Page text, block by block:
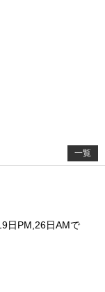
一覧
日PM,26日AMで